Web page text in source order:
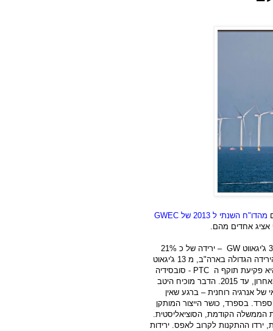
מהדו"ח השנתי ל 2013 של
GWEC
אציג אחדים מהם.
GW
– ירידה של כ 21%
שהותקנו ב 2012. הסיבה העיקרית לירידה היא הירידה הגדולה בארה"ב, מ 13 ג'יגאוט
PTC - סובסידיה
בסך 2 סנט לקילווואט חשמל רוחני. הסובסידיה הוארכה, ברגע האחרון, עד 2015. הדבר מוכיח היטב
אנרגיה רוחנית – ברגע שאין
בספרד, כושר הייצור המותקן
הממשלה הקודמת, הסוציאליסטית.
ירדו ההתקנות לקרוב לאפס. ירידות